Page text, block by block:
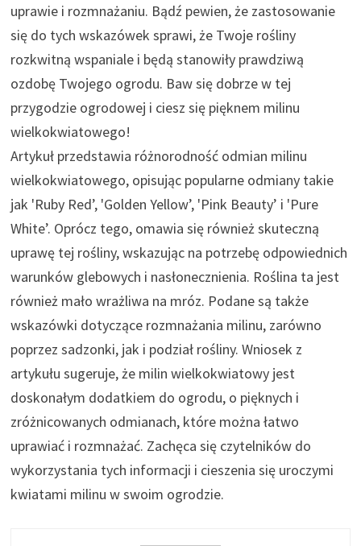
uprawie i rozmnażaniu. Bądź pewien, że zastosowanie
się do tych wskazówek sprawi, że Twoje rośliny
rozkwitną wspaniale i będą stanowiły prawdziwą
ozdobę Twojego ogrodu. Baw się dobrze w tej
przygodzie ogrodowej i ciesz się pięknem milinu
wielkokwiatowego!
Artykuł przedstawia różnorodność odmian milinu
wielkokwiatowego, opisując popularne odmiany takie
jak 'Ruby Red’, 'Golden Yellow’, 'Pink Beauty’ i 'Pure
White’. Oprócz tego, omawia się również skuteczną
uprawę tej rośliny, wskazując na potrzebę odpowiednich
warunków glebowych i nasłonecznienia. Roślina ta jest
również mało wrażliwa na mróz. Podane są także
wskazówki dotyczące rozmnażania milinu, zarówno
poprzez sadzonki, jak i podział rośliny. Wniosek z
artykułu sugeruje, że milin wielkokwiatowy jest
doskonałym dodatkiem do ogrodu, o pięknych i
zróżnicowanych odmianach, które można łatwo
uprawiać i rozmnażać. Zachęca się czytelników do
wykorzystania tych informacji i cieszenia się uroczymi
kwiatami milinu w swoim ogrodzie.